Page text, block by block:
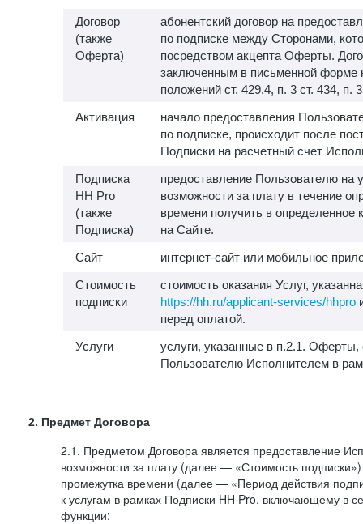
Договор
(также
Оферта)
абонентский договор на
по подписке между Сторонами,
посредством акцепта Оферты.
заключенным в письменной форме
положений ст. 429.4, п. 3 ст. 434, п.
Активация
начало предоставления
по подписке, происходит после
Подписки на расчетный счет
Подписка
HH Pro
(также
Подписка)
предоставление Пользователю на
возможности за плату в течение
времени получить в определенное
на Сайте.
Сайт
интернет-сайт или мобильное
Стоимость
подписки
стоимость оказания Услуг,
https://hh.ru/applicant-services/hhpro
перед оплатой.
Услуги
услуги, указанные в п.2.1.
Пользователю Исполнителем в
2. Предмет Договора
2.1. Предметом Договора является предоставление
возможности за плату (далее — «Стоимость
промежутка времени (далее — «Период действия
к услугам в рамках Подписки HH Pro, включающему в
функции: